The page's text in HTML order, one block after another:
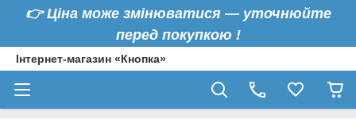
👉Ціна може змінюватися — уточнюйте
перед покупкою !
Інтернет-магазин «Кнопка»